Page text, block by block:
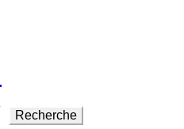
Recherche